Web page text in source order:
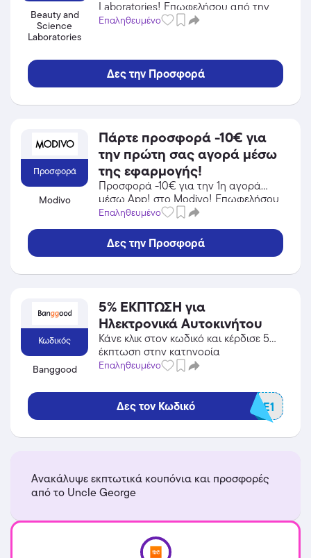
Ανακάλυψε εκπτωτικά κουπόνια και προσφορές
από το Uncle George
Beauty and
Science
Laboratories
αποθεμάτων.
Laboratories! Επωφελήσου από την
προσφορά σε Προσωπική Φροντίδα /
εκπτώσεις!
Επαληθευμένο
Δες την Προσφορά
Προσφορά
Modivo
Πάρτε προσφορά -10€ για
την πρώτη σας αγορά μέσω
της εφαρμογής!
Προσφορά -10€ για την 1η αγορά
μέσω App! στο Modivo! Επωφελήσου
από την προσφορά σε Αθλητικά Είδη
του Modivo και κέρδισε από τις
εκπτώσεις!
Επαληθευμένο
Δες την Προσφορά
Κωδικός
Banggood
5% ΕΚΠΤΩΣΗ για
Ηλεκτρονικά Αυτοκινήτου
Κάνε κλικ στον κωδικό και κέρδισε 5%
έκπτωση στην κατηγορία
Πολυκαταστήματα από το Banggood!
Επαληθευμένο
Δες τον Κωδικό BGCARCE1